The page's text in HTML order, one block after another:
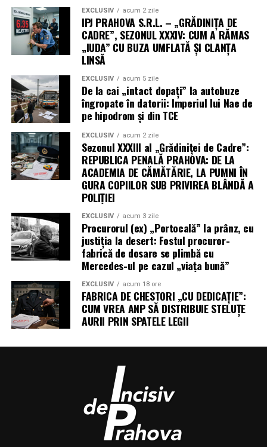
EXCLUSIV acum 2 zile
IPJ PRAHOVA S.R.L. – „GRĂDINIȚA DE
CADRE”, SEZONUL XXXIV: CUM A RĂMAS
„IUDA” CU BUZA UMFLATĂ ȘI CLANȚA
LINSĂ
EXCLUSIV acum 5 zile
De la cai „intact dopați” la autobuze
îngropate în datorii: Imperiul lui Nae de
pe hipodrom și din TCE
EXCLUSIV acum 2 zile
Sezonul XXXIII al „Grădiniței de Cadre”:
REPUBLICA PENALĂ PRAHOVA: DE LA
ACADEMIA DE CĂMĂTĂRIE, LA PUMNI ÎN
GURA COPIILOR SUB PRIVIREA BLÂNDĂ A
POLIȚIEI
EXCLUSIV acum 3 zile
Procurorul (ex) „Portocală” la prânz, cu
justiția la desert: Fostul procuror-
fabrică de dosare se plimbă cu
Mercedes-ul pe cazul „viața bună”
EXCLUSIV acum 18 ore
FABRICA DE CHESTORI „CU DEDICAȚIE”:
CUM VREA ANP SĂ DISTRIBUIE STELUȚE
AURII PRIN SPATELE LEGII